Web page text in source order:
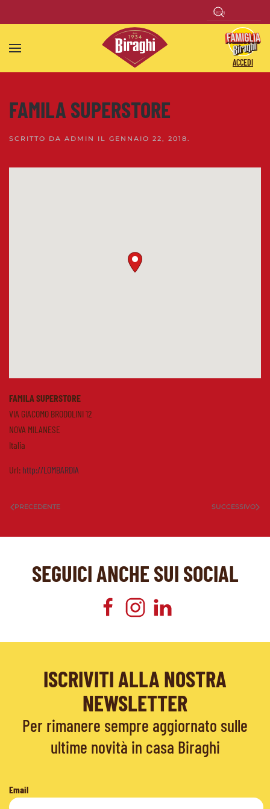
Skip to main content
ACCEDI
FAMILA SUPERSTORE
SCRITTO DA ADMIN IL GENNAIO 22, 2018.
FAMILA SUPERSTORE
VIA GIACOMO BRODOLINI 12
NOVA MILANESE
Italia
Url: http://LOMBARDIA
PRECEDENTE SUCCESSIVO
SEGUICI ANCHE SUI SOCIAL
ISCRIVITI ALLA NOSTRA
NEWSLETTER
Per rimanere sempre aggiornato sulle
ultime novità in casa Biraghi
Email